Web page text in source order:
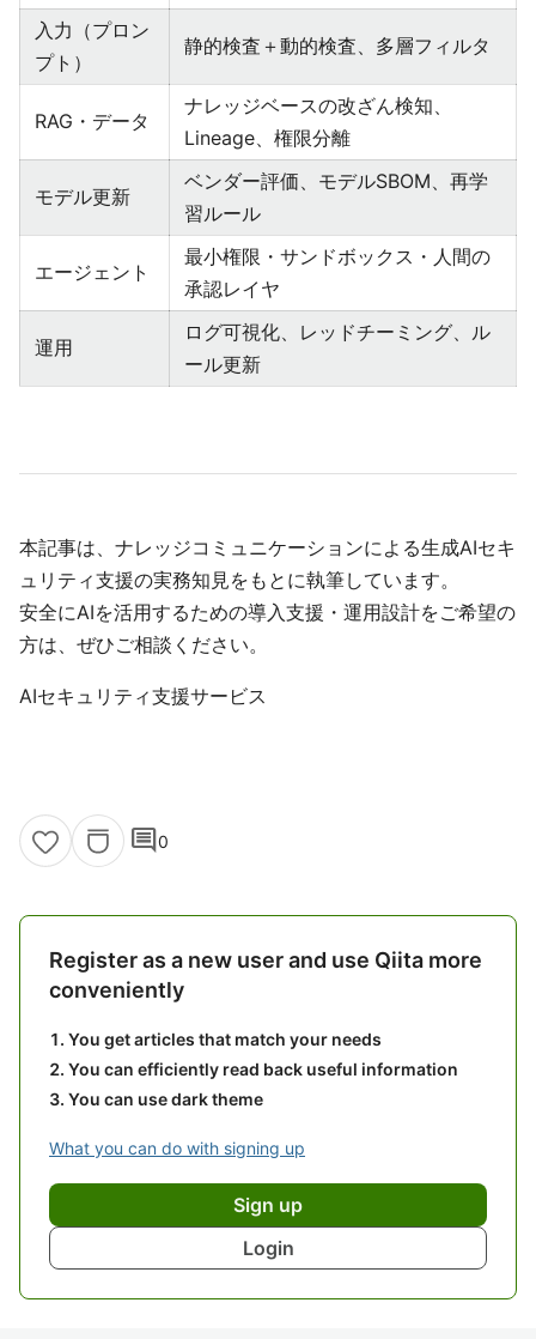
入力（プロン
プト）
静的検査＋動的検査、多層フィルタ
RAG・データ
ナレッジベースの改ざん検知、
Lineage、権限分離
モデル更新
ベンダー評価、モデルSBOM、再学
習ルール
エージェント
最小権限・サンドボックス・人間の
承認レイヤ
運用
ログ可視化、レッドチーミング、ル
ール更新
本記事は、ナレッジコミュニケーションによる生成AIセキ
ュリティ支援の実務知見をもとに執筆しています。
安全にAIを活用するための導入支援・運用設計をご希望の
方は、ぜひご相談ください。
AIセキュリティ支援サービス
comment0
Register as a new user and use Qiita more
conveniently
You get articles that match your needs
You can efficiently read back useful information
You can use dark theme
What you can do with signing up
Sign up
Login